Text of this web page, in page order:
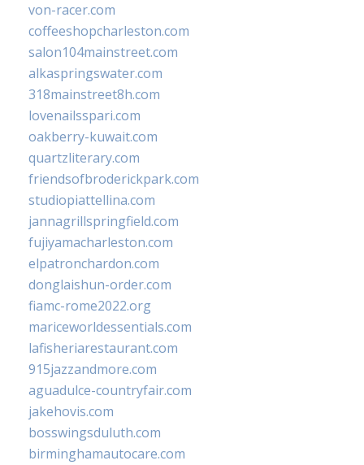
von-racer.com
coffeeshopcharleston.com
salon104mainstreet.com
alkaspringswater.com
318mainstreet8h.com
lovenailsspari.com
oakberry-kuwait.com
quartzliterary.com
friendsofbroderickpark.com
studiopiattellina.com
jannagrillspringfield.com
fujiyamacharleston.com
elpatronchardon.com
donglaishun-order.com
fiamc-rome2022.org
mariceworldessentials.com
lafisheriarestaurant.com
915jazzandmore.com
aguadulce-countryfair.com
jakehovis.com
bosswingsduluth.com
birminghamautocare.com